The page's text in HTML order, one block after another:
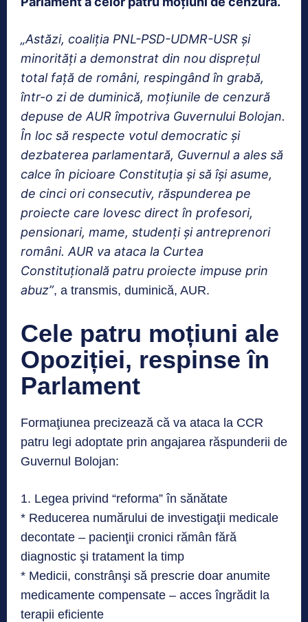
„Astăzi, coaliţia PNL-PSD-UDMR-USR şi
minorităţi a demonstrat din nou dispreţul
total faţă de români, respingând în grabă,
într-o zi de duminică, moţiunile de cenzură
depuse de AUR împotriva Guvernului Bolojan.
În loc să respecte votul democratic şi
dezbaterea parlamentară, Guvernul a ales să
calce în picioare Constituţia şi să îşi asume,
de cinci ori consecutiv, răspunderea pe
proiecte care lovesc direct în profesori,
pensionari, mame, studenţi şi antreprenori
români. AUR va ataca la Curtea
Constituţională patru proiecte impuse prin
abuz”, a transmis, duminică, AUR.
Cele patru moțiuni ale
Opoziției, respinse în
Parlament
Formaţiunea precizează că va ataca la CCR
patru legi adoptate prin angajarea răspunderii de
Guvernul Bolojan:
1. Legea privind “reforma” în sănătate
* Reducerea numărului de investigaţii medicale
decontate – pacienţii cronici rămân fără
diagnostic şi tratament la timp
* Medicii, constrânşi să prescrie doar anumite
medicamente compensate – acces îngrădit la
terapii eficiente